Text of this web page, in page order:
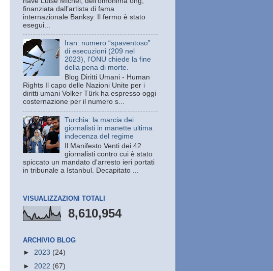
finanziata dall’artista di fama
internazionale Banksy. Il fermo è stato
esegui...
Iran: numero “spaventoso”
di esecuzioni (209 nel
2023), l'ONU chiede la fine
della pena di morte.
Blog Diritti Umani - Human
Rights Il capo delle Nazioni Unite per i
diritti umani Volker Türk ha espresso oggi
costernazione per il numero s...
Turchia: la marcia dei
giornalisti in manette ultima
indecenza del regime
Il Manifesto Venti dei 42
giornalisti contro cui è stato
spiccato un mandato d'arresto ieri portati
in tribunale a Istanbul. Decapitato ...
VISUALIZZAZIONI TOTALI
8,610,954
ARCHIVIO BLOG
► 2023 (24)
► 2022 (67)